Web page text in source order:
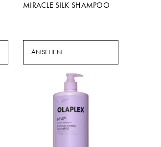
MIRACLE SILK SHAMPOO
ANSEHEN